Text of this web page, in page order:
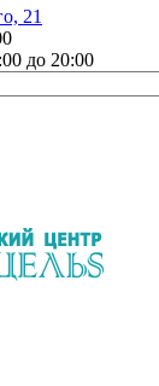
21
до 20:00